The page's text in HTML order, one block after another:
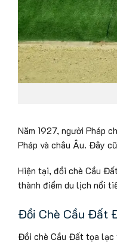
Năm 1927, người Pháp
Pháp và châu Âu. Đây
Hiện tại, đồi chè Cầu
thành điểm du lịch nổi
Đồi Chè Cầu Đất
Đồi chè Cầu Đất tọa lạc